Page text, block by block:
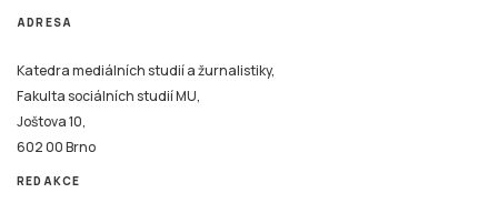
ADRESA
Katedra mediálních studií a žurnalistiky,
Fakulta sociálních studií MU,
Joštova 10,
602 00 Brno
REDAKCE